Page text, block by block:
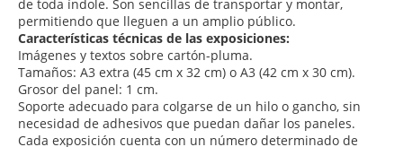
de toda índole. Son sencillas de transportar y montar,
permitiendo que lleguen a un amplio público.
Características técnicas de las exposiciones:
Imágenes y textos sobre cartón-pluma.
Tamaños: A3 extra (45 cm x 32 cm) o A3 (42 cm x 30 cm).
Grosor del panel: 1 cm.
Soporte adecuado para colgarse de un hilo o gancho, sin
necesidad de adhesivos que puedan dañar los paneles.
Cada exposición cuenta con un número determinado de